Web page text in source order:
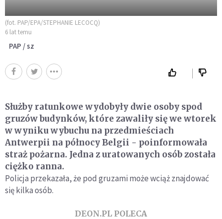
(fot. PAP/EPA/STEPHANIE LECOCQ)
6 lat temu
PAP / sz
Służby ratunkowe wydobyły dwie osoby spod
gruzów budynków, które zawaliły się we wtorek
w wyniku wybuchu na przedmieściach
Antwerpii na północy Belgii - poinformowała
straż pożarna. Jedna z uratowanych osób została
ciężko ranna.
Policja przekazała, że pod gruzami może wciąż znajdować
się kilka osób.
DEON.PL POLECA